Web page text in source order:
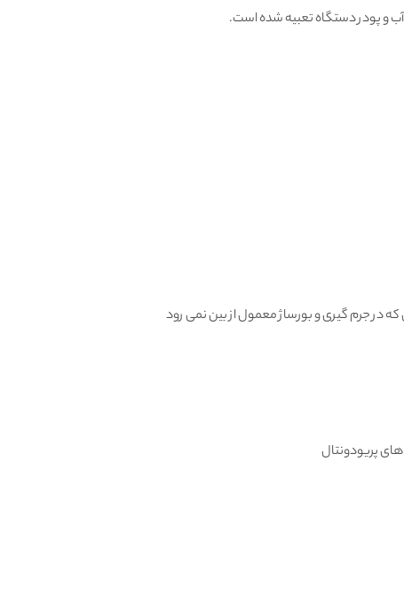
آب و پودر دستگاه تعبیه شده است.
در جرم گیری و بورساژ معمول از بین نمی رود
پریودونتال